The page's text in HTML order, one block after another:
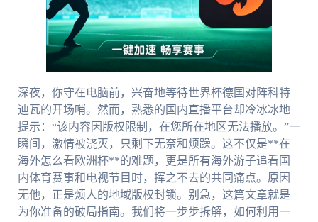
深夜，你守在电脑前，兴奋地等待世界杯德国对阵科特
迪瓦的开场哨。然而，熟悉的国内直播平台却冷冰冰地
提示：“该内容因版权限制，在您所在地区无法播放。”一
瞬间，激情被浇灭，只剩下无奈和烦躁。这不仅是**在
海外怎么看欧洲杯**的难题，更是所有海外游子追看国
内体育赛事和电视节目时，挥之不去的共同痛点。原因
无他，正是烦人的地域版权封锁。别急，这篇文章就是
为你准备的破局指南。我们将一步步拆解，如何利用一